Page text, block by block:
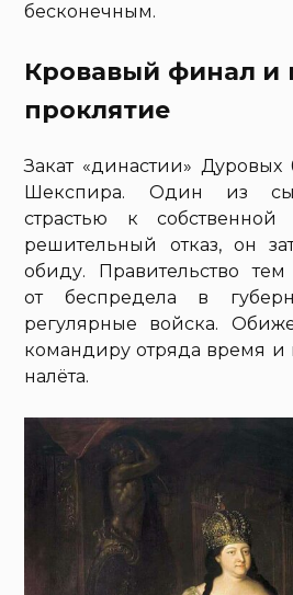
бесконечным.
Кровавый финал и
проклятие
Закат «династии»
Шекспира. Один из
страстью к
решительный отказ, он
обиду. Правительство
от беспредела в
регулярные войска.
командиру отряда время и
налёта.